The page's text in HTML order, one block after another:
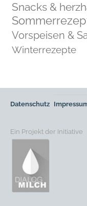
Snacks &
Vorspeisen &
Winterrezepte
Datenschutz
Ein Projekt der Initiative